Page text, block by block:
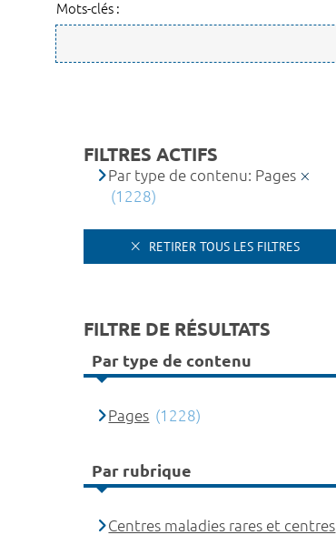
Mots-clés :
FILTRES ACTIFS
Par type de contenu: Pages
(1228)
RETIRER TOUS LES FILTRES
FILTRE DE RÉSULTATS
Par type de contenu
Pages (1228)
Par rubrique
Centres maladies rares et centres